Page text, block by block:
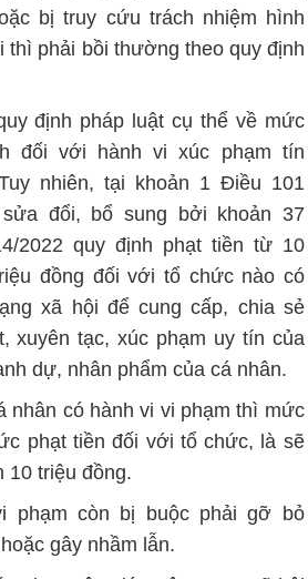
bị truy cứu trách nhiệm hình
thì phải bồi thường theo quy định
định pháp luật cụ thể về mức
đối với hành vi xúc phạm tín
nhiên, tại khoản 1 Điều 101
đổi, bổ sung bởi khoản 37
2022 quy định phạt tiền từ 10
đồng đối với tổ chức nào có
xã hội để cung cấp, chia sẻ
xuyên tạc, xúc phạm uy tín của
dự, nhân phẩm của cá nhân.
nhân có hành vi vi phạm thì mức
phạt tiền đối với tổ chức, là sẽ
10 triệu đồng.
phạm còn bị buộc phải gỡ bỏ
gây nhầm lẫn.